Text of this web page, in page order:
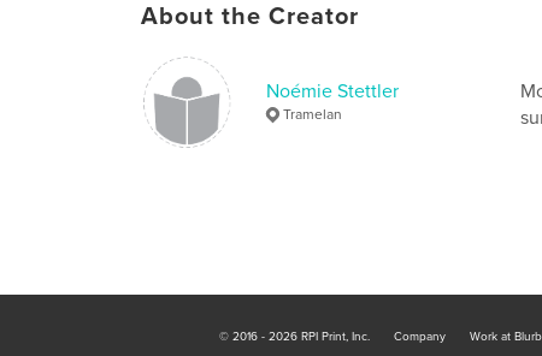
About the Creator
Noémie Stettler
Tramelan
© 2016 - 2026 RPI Print, Inc. Company Work at Blurb